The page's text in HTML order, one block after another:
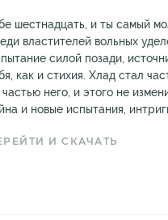
шестнадцать, и ты самый
властителей вольных
силой позади,
как и стихия. Хлад стал
него, и этого не
и новые испытания,
И СКАЧАТЬ